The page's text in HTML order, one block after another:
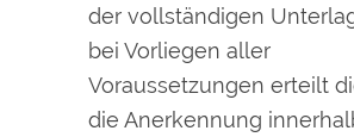
der vollständigen
bei Vorliegen aller
Voraussetzungen erteilt
die Anerkennung